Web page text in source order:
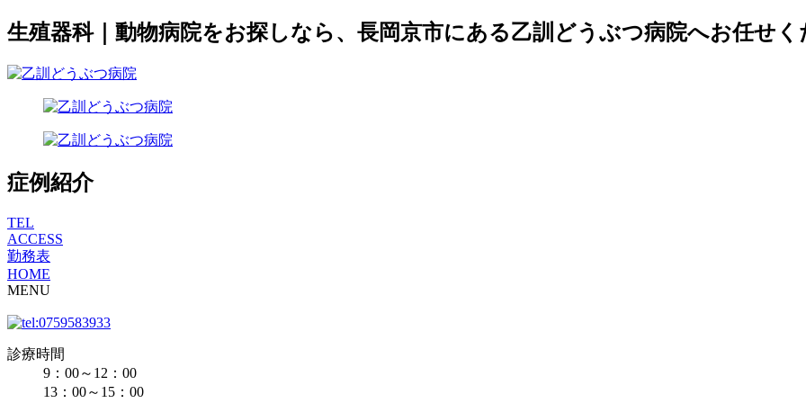
生殖器科｜動物病院をお探しなら、長岡京市にある乙訓どうぶつ病院へお任せく
症例紹介
TEL
ACCESS
勤務表
HOME
MENU
診療時間
9：00～12：00
13：00～15：00